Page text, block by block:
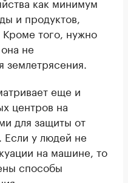
и продуктов,
того, нужно
не
еще и
центров на
для защиты от
Если у людей не
на машине, то
способы